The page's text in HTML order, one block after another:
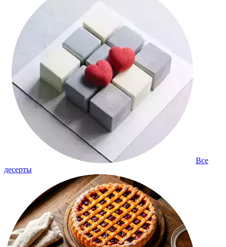
Все
десерты